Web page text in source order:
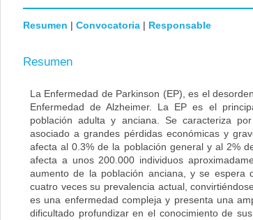
Resumen | Convocatoria | Responsable
Resumen
La Enfermedad de Parkinson (EP), es el
Enfermedad de Alzheimer. La EP es el
población adulta y anciana. Se caracteriza
asociado a grandes pérdidas económicas y
afecta al 0.3% de la población general y al 2%
afecta a unos 200.000 individuos
aumento de la población anciana, y se espera
cuatro veces su prevalencia actual,
es una enfermedad compleja y presenta una
dificultado profundizar en el conocimiento de